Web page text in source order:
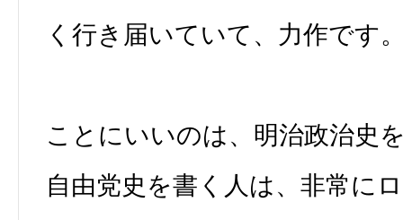
く行き届いていて、力作です
ことにいいのは、明治政治史
自由党史を書く人は、非常に